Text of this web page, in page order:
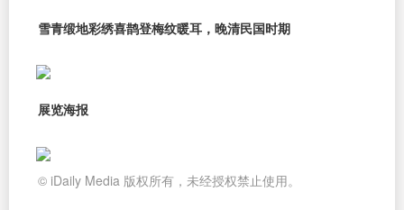
雪青缎地彩绣喜鹊登梅纹暖耳，晚清民国时期
展览海报
© iDaily Media 版权所有，未经授权禁止使用。